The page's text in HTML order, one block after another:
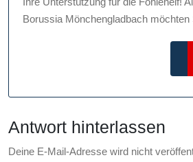
Fanartikel:
Unterstützung
die
Fohlenelf!
Borussia Mönchengladbach
Antwort hinterlassen
Deine E-Mail-Adresse wird nicht